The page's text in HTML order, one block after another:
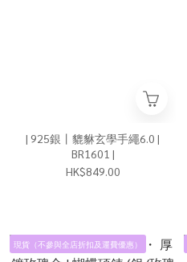
| 925銀丨貔貅玄學手繩6.0 |
BR1601 |
HK$849.00
現貨（不參與全店折扣及運費優惠）